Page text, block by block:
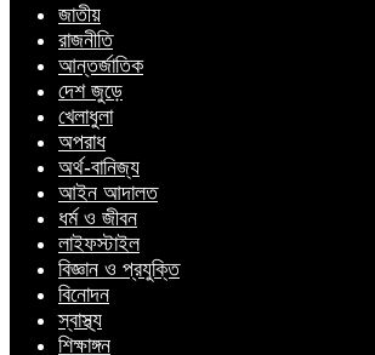
জাতীয়
রাজনীতি
আন্তর্জাতিক
দেশ জুড়ে
খেলাধুলা
অপরাধ
অর্থ-বানিজ্য
আইন আদালত
ধর্ম ও জীবন
লাইফস্টাইল
বিজ্ঞান ও প্রযুক্তি
বিনোদন
স্বাস্থ্য
শিক্ষাঙ্গন